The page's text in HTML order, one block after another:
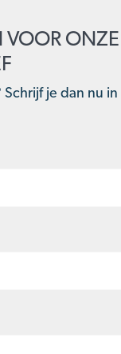
VOOR ONZE
Schrijf je dan nu